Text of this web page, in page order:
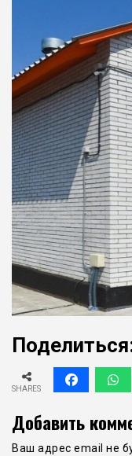
SHARES
Добавить
Ваш адрес email не